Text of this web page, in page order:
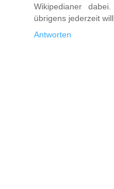
Wikipedianer
übrigens jederzeit
Antworten